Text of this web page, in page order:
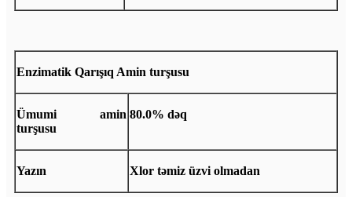
Enzimatik Qarışıq Amin turşusu
Ümumi amin
turşusu
80.0% dəq
Yazın Xlor təmiz üzvi olmadan